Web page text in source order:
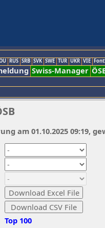
RUS SRB SVK SWE TUR UKR VIE
Swiss-Manager
Top 100
am 01.10.2025 09:19,